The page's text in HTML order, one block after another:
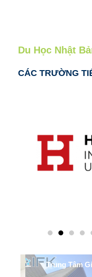
Du Học Nhật
CÁC TRƯỜNG
Trung Tâm